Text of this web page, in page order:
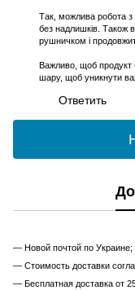
Так, можлива робота з
без надлишків. Також
рушничком і
Важливо, щоб продукт
шару, щоб уникнути
Ответить
— Новой почтой по Украине;
— Стоимость доставки
— Бесплатная доставка от